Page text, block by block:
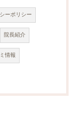
ーポリシー
院長紹介
情報